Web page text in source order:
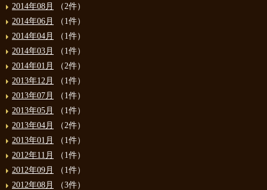
2014年08月
（2件）
2014年06月
（1件）
2014年04月
（1件）
2014年03月
（1件）
2014年01月
（2件）
2013年12月
（1件）
2013年07月
（1件）
2013年05月
（1件）
2013年04月
（2件）
2013年01月
（1件）
2012年11月
（1件）
2012年09月
（1件）
2012年08月
（3件）